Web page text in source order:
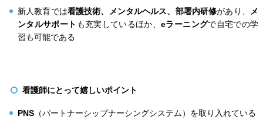
新人教育では看護技術、メンタルヘルス、部署内研修があり、
メ
ンタルサポート も充実しているほか、eラーニングで自宅での学
習も可能である
看護師にとって嬉しいポイント
PNS （パートナーシップナーシングシステム）を取り入れている